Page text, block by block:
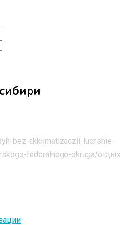
bez-akklimatizaczii-luchshie-
federalnogo-okruga/отдых